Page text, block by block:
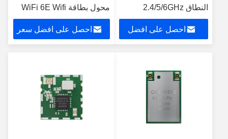
النطاق 2.4/5/6GHz
5.8Gbps معدل M.2 وحدة
Wi-Fi PCie مع VR / AR /
Robot
احصل على افضل
محول بطاقة WiFi 6E Wifi
Adapter
احصل على افضل سعر